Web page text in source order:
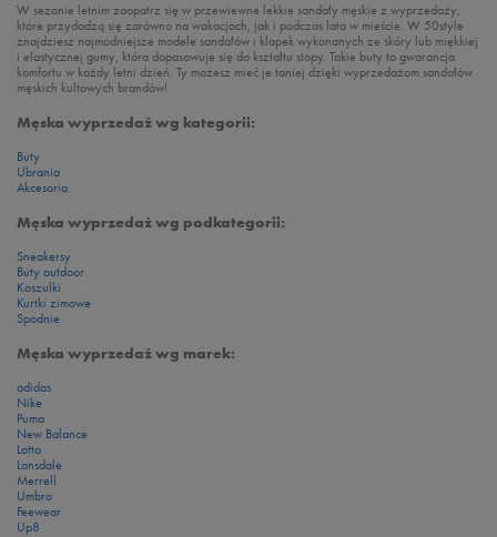
W sezonie letnim zaopatrz się w przewiewne lekkie sandały męskie z wyprzedaży,
które przydadzą się zarówno na wakacjach, jak i podczas lata w mieście. W 50style
znajdziesz najmodniejsze modele sandałów i klapek wykonanych ze skóry lub miękkiej
i elastycznej gumy, która dopasowuje się do kształtu stopy. Takie buty to gwarancja
komfortu w każdy letni dzień. Ty możesz mieć je taniej dzięki wyprzedażom sandałów
męskich kultowych brandów!
Męska wyprzedaż wg kategorii:
Buty
Ubrania
Akcesoria
Męska wyprzedaż wg podkategorii:
Sneakersy
Buty outdoor
Koszulki
Kurtki zimowe
Spodnie
Męska wyprzedaż wg marek:
adidas
Nike
Puma
New Balance
Lotto
Lonsdale
Merrell
Umbro
Feewear
Up8